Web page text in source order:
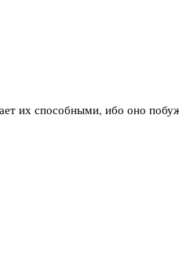
их способными, ибо оно